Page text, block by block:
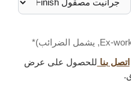
اتصل بنا للحصول على عرض